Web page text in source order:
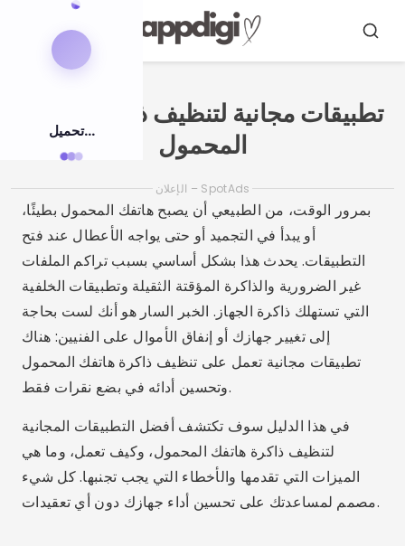
تحميل...
ابحث
تطبيقات مجانية لتنظيف ذاكرة الهاتف
المحمول
الإعلان – SpotAds
بمرور الوقت، من الطبيعي أن يصبح هاتفك المحمول بطيئًا،
أو يبدأ في التجميد أو حتى يواجه الأعطال عند فتح
التطبيقات. يحدث هذا بشكل أساسي بسبب تراكم الملفات
غير الضرورية والذاكرة المؤقتة الثقيلة وتطبيقات الخلفية
التي تستهلك ذاكرة الجهاز. الخبر السار هو أنك لست بحاجة
إلى تغيير جهازك أو إنفاق الأموال على الفنيين: هناك
تطبيقات مجانية تعمل على تنظيف ذاكرة هاتفك المحمول
وتحسين أدائه في بضع نقرات فقط.
في هذا الدليل سوف تكتشف أفضل التطبيقات المجانية
لتنظيف ذاكرة هاتفك المحمول، وكيف تعمل، وما هي
الميزات التي تقدمها والأخطاء التي يجب تجنبها. كل شيء
مصمم لمساعدتك على تحسين أداء جهازك دون أي تعقيدات.